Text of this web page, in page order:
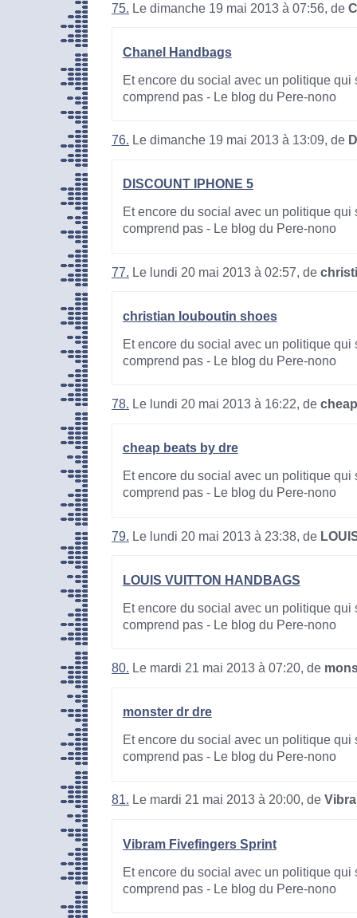
75. Le dimanche 19 mai 2013 à 07:56, de
Chanel Handbags
Et encore du social avec un politique qui
comprend pas - Le blog du Pere-nono
76. Le dimanche 19 mai 2013 à 13:09, de
DISCOUNT IPHONE 5
Et encore du social avec un politique qui
comprend pas - Le blog du Pere-nono
77. Le lundi 20 mai 2013 à 02:57, de
christian louboutin shoes
Et encore du social avec un politique qui
comprend pas - Le blog du Pere-nono
78. Le lundi 20 mai 2013 à 16:22, de
cheap beats by dre
Et encore du social avec un politique qui
comprend pas - Le blog du Pere-nono
79. Le lundi 20 mai 2013 à 23:38, de
LOUIS VUITTON HANDBAGS
Et encore du social avec un politique qui
comprend pas - Le blog du Pere-nono
80. Le mardi 21 mai 2013 à 07:20, de
monster dr dre
Et encore du social avec un politique qui
comprend pas - Le blog du Pere-nono
81. Le mardi 21 mai 2013 à 20:00, de
Vibram Fivefingers Sprint
Et encore du social avec un politique qui
comprend pas - Le blog du Pere-nono